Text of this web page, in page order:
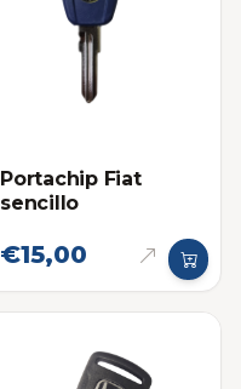
Portachip Fiat
sencillo
€15,00